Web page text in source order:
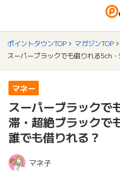
ポイントタウンTOP マガジンTOP
マネー
スーパーブラックで
滞・超絶ブラックで
誰でも借りれる？
マネ子